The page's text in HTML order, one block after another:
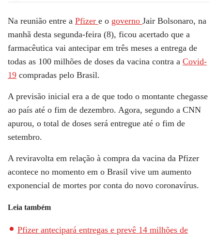
Na reunião entre a Pfizer e o governo Jair Bolsonaro, na
manhã desta segunda-feira (8), ficou acertado que a
farmacêutica vai antecipar em três meses a entrega de
todas as 100 milhões de doses da vacina contra a Covid-
19 compradas pelo Brasil.
A previsão inicial era a de que todo o montante chegasse
ao país até o fim de dezembro. Agora, segundo a CNN
apurou, o total de doses será entregue até o fim de
setembro.
A reviravolta em relação à compra da vacina da Pfizer
acontece no momento em o Brasil vive um aumento
exponencial de mortes por conta do novo coronavírus.
Leia também
Pfizer antecipará entregas e prevê 14 milhões de